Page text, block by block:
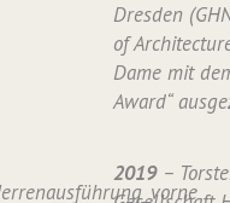
Dresden
of
Dame mit
Award“
2019–